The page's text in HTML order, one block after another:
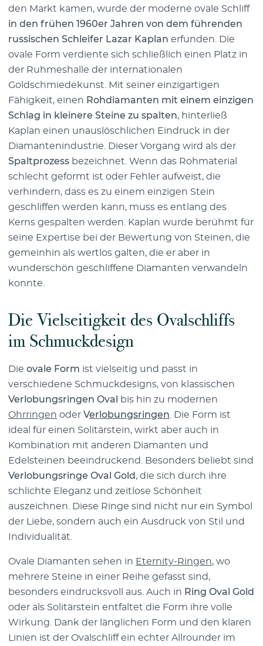
den Markt kamen, wurde der moderne ovale Schliff
in den frühen 1960er Jahren von dem führenden
russischen Schleifer Lazar Kaplan erfunden. Die
ovale Form verdiente sich schließlich einen Platz in
der Ruhmeshalle der internationalen
Goldschmiedekunst. Mit seiner einzigartigen
Fähigkeit, einen Rohdiamanten mit einem einzigen
Schlag in kleinere Steine zu spalten, hinterließ
Kaplan einen unauslöschlichen Eindruck in der
Diamantenindustrie. Dieser Vorgang wird als der
Spaltprozess bezeichnet. Wenn das Rohmaterial
schlecht geformt ist oder Fehler aufweist, die
verhindern, dass es zu einem einzigen Stein
geschliffen werden kann, muss es entlang des
Kerns gespalten werden. Kaplan wurde berühmt für
seine Expertise bei der Bewertung von Steinen, die
gemeinhin als wertlos galten, die er aber in
wunderschön geschliffene Diamanten verwandeln
konnte.
Die Vielseitigkeit des Ovalschliffs
im Schmuckdesign
Die ovale Form ist vielseitig und passt in
verschiedene Schmuckdesigns, von klassischen
Verlobungsringen Oval
bis hin zu modernen
Ohrringen oder Verlobungsringen. Die Form ist
ideal für einen Solitärstein, wirkt aber auch in
Kombination mit anderen Diamanten und
Edelsteinen beeindruckend. Besonders beliebt sind
Verlobungsringe Oval Gold , die sich durch ihre
schlichte Eleganz und zeitlose Schönheit
auszeichnen. Diese Ringe sind nicht nur ein Symbol
der Liebe, sondern auch ein Ausdruck von Stil und
Individualität.
Ovale Diamanten sehen in Eternity-Ringen, wo
mehrere Steine in einer Reihe gefasst sind,
besonders eindrucksvoll aus. Auch in Ring Oval Gold
oder als Solitärstein entfaltet die Form ihre volle
Wirkung. Dank der länglichen Form und den klaren
Linien ist der Ovalschliff ein echter Allrounder im